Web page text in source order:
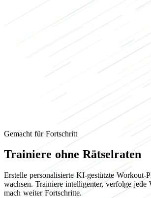
Gemacht für Fortschritt
Trainiere ohne Rätselraten
Erstelle personalisierte KI-gestützte Workout-
wachsen. Trainiere intelligenter, verfolge jede
mach weiter Fortschritte.